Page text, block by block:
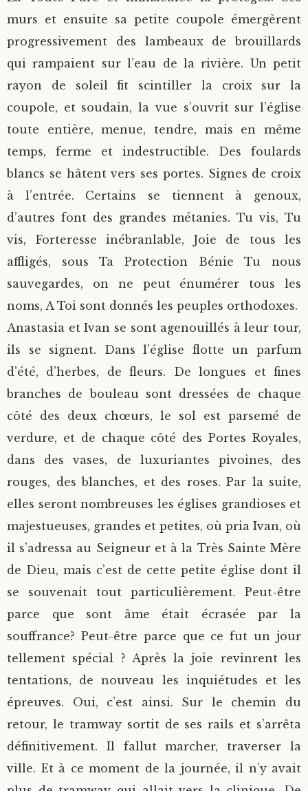
murs et ensuite sa petite coupole émergèrent
progressivement des lambeaux de brouillards
qui rampaient sur l’eau de la rivière. Un petit
rayon de soleil fit scintiller la croix sur la
coupole, et soudain, la vue s’ouvrit sur l’église
toute entière, menue, tendre, mais en même
temps, ferme et indestructible. Des foulards
blancs se hâtent vers ses portes. Signes de croix
à l’entrée. Certains se tiennent à genoux,
d’autres font des grandes métanies. Tu vis, Tu
vis, Forteresse inébranlable, Joie de tous les
affligés, sous Ta Protection Bénie Tu nous
sauvegardes, on ne peut énumérer tous les
noms, A Toi sont donnés les peuples orthodoxes.
Anastasia et Ivan se sont agenouillés à leur tour,
ils se signent. Dans l’église flotte un parfum
d’été, d’herbes, de fleurs. De longues et fines
branches de bouleau sont dressées de chaque
côté des deux chœurs, le sol est parsemé de
verdure, et de chaque côté des Portes Royales,
dans des vases, de luxuriantes pivoines, des
rouges, des blanches, et des roses. Par la suite,
elles seront nombreuses les églises grandioses et
majestueuses, grandes et petites, où pria Ivan, où
il s’adressa au Seigneur et à la Très Sainte Mère
de Dieu, mais c’est de cette petite église dont il
se souvenait tout particulièrement. Peut-être
parce que sont âme était écrasée par la
souffrance? Peut-être parce que ce fut un jour
tellement spécial ? Après la joie revinrent les
tentations, de nouveau les inquiétudes et les
épreuves. Oui, c’est ainsi. Sur le chemin du
retour, le tramway sortit de ses rails et s’arrêta
définitivement. Il fallut marcher, traverser la
ville. Et à ce moment de la journée, il n’y avait